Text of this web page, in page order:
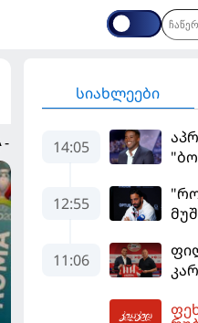
-
სიახლეები
14:05
12:55
11:06